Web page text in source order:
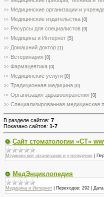
Медицинские организации и
Медицинские издательства [0]
Ресурсы для специалистов [0]
Медицина и Интернет [5]
Домашний доктор [1]
Ветеринария [0]
Фармацевтика [0]
Медицинские услуги [0]
Традиционная медицина [0]
Организация здравоохранения [0]
Специализированная медицинская
В разделе сайтов: 7
Показано сайтов: 1-7
Сайт стоматологии «СТ»
Медицинские организации и учреждения
МедЭнциклопедия
Медицина и Интернет Переходов: 292